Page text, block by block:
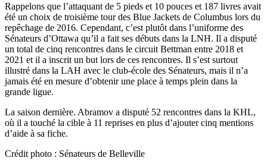
Rappelons que l’attaquant de 5 pieds et 10 pouces et 187 livres avait
été un choix de troisième tour des Blue Jackets de Columbus lors du
repêchage de 2016. Cependant, c’est plutôt dans l’uniforme des
Sénateurs d’Ottawa qu’il a fait ses débuts dans la LNH. Il a disputé
un total de cinq rencontres dans le circuit Bettman entre 2018 et
2021 et il a inscrit un but lors de ces rencontres. Il s’est surtout
illustré dans la LAH avec le club-école des Sénateurs, mais il n’a
jamais été en mesure d’obtenir une place à temps plein dans la
grande ligue.
La saison dernière. Abramov a disputé 52 rencontres dans la KHL,
où il a touché la cible à 11 reprises en plus d’ajouter cinq mentions
d’aide à sa fiche.
Crédit photo : Sénateurs de Belleville